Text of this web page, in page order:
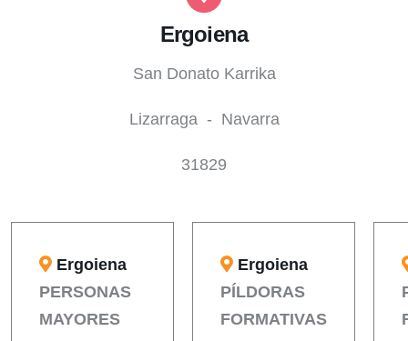
Ergoiena
San Donato Karrika
Lizarraga - Navarra
31829
Ergoiena
PERSONAS
MAYORES
Ergoiena
PÍLDORAS
FORMATIVAS